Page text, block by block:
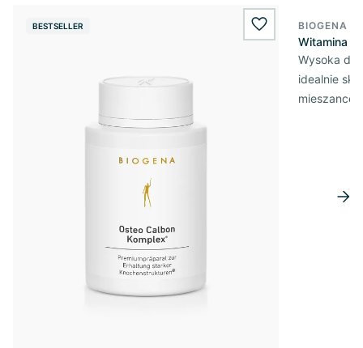
BESTSELLER wishlist.add
BIOGENA
Witamina
Wysoka
idealnie
mieszance